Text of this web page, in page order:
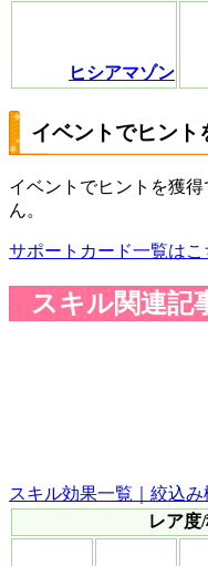
ヒシアマゾン
イベントでヒント
イベントでヒントを獲
ん。
サポートカード一覧はこ
スキル関連記
スキル効果一覧｜絞込み
レア度